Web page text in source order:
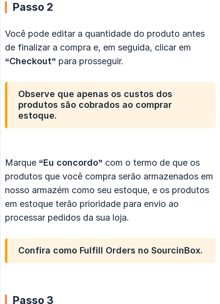
Passo 2
Você pode editar a quantidade do produto antes
de finalizar a compra e, em seguida, clicar em
“Checkout” para prosseguir.
Observe que apenas os custos dos
produtos são cobrados ao comprar
estoque.
Marque “Eu concordo” com o termo de que os
produtos que você compra serão armazenados em
nosso armazém como seu estoque, e os produtos
em estoque terão prioridade para envio ao
processar pedidos da sua loja.
Confira como Fulfill Orders no SourcinBox.
Passo 3